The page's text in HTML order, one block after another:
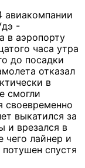
авиакомпании
-
в аэропорту
часа утра
до посадки
отказал
в
смогли
своевременно
выкатился за
и врезался в
чего лайнер и
спустя